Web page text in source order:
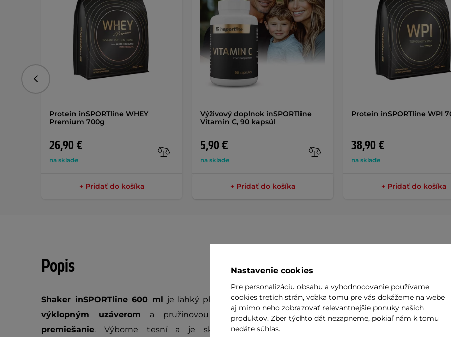
Protein inSPORTline WHEY
Premium 700g
26,90 €
na sklade
+ Pridať do košíka
Výživový doplnok inSPORTline
Vitamín C, 90 kapsúl
5,90 €
na sklade
+ Pridať do košíka
Protein inSPORTline WPI
38,90 €
na sklade
+ Pridať do košíka
Predchádzajúce
Popis
Shaker inSPORTline 600 ml je ľahký plastový šejker soskrutkovacím vekom s
výklopným uzáverom a pružinovou guľôčkouvo vnútri preperfektné
premiešanie. Výborne tesní a je skvelým pomocníkom pri rozmiešavaní
Mriežka
Objem
Nastavenie cookies
Pre personalizáciu obsahu a vyhodnocovanie používame
cookies tretích strán, vďaka tomu pre vás dokážeme na webe
aj mimo neho zobrazovať relevantnejšie ponuky našich
produktov. Zber týchto dát nezapneme, pokiaľ nám k tomu
nedáte súhlas.